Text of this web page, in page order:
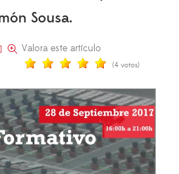
Sousa.
Valora este artículo
(4 votos)